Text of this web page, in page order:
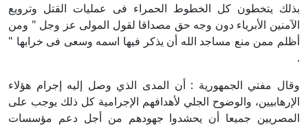
بذلك يتخطون كل الخطوط الحمراء فى عمليات القتل وترويع
الآمنين الأبرياء دون وجه حق مصداقا لقول المولى عز وجل " ومن
أظلم ممن منع مساجد الله أن يذكر فيها اسمه وسعى فى خرابها "
وقال مفتي الجمهورية : أن المدى الذي وصل إليه إجرام هؤلاء
الإرهابيين، والوضوح الجلي لأهدافهم الإجرامية كل ذلك يوجب على
المصريين جميعا أن يحشدوا جهودهم من أجل دعم مؤسسات